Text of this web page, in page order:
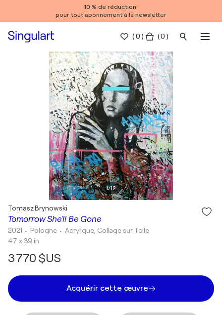
10 % de réduction
pour tout abonnement à la newsletter
(0 ) ( 0 )
1/12
Tomorrow She'll Be Gone
Tomasz Brynowski
2021 • Pologne • Acrylique, Collage sur Toile
47 x 39 in
3 770 $US
Acquérir cette œuvre